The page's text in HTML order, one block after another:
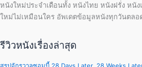
หนังใหม่ประจำเดือนทั้ง หนังไทย หนังฝรั่ง หนัง
ใหม่ไม่เหมือนใคร อัพเดตข้อมูลหนังทุกวันตลอ
รีวิวหนังเรื่องล่าสุด